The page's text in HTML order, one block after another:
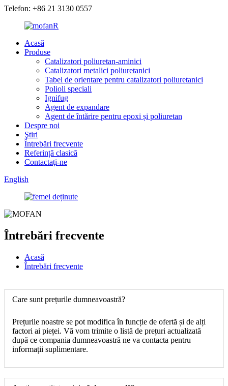
Telefon: +86 21 3130 0557
Acasă
Produse
Catalizatori poliuretan-aminici
Catalizatori metalici poliuretanici
Tabel de orientare pentru catalizatori poliuretanici
Polioli speciali
Ignifug
Agent de expandare
Agent de întărire pentru epoxi și poliuretan
Despre noi
Ştiri
Întrebări frecvente
Referință clasică
Contactaţi-ne
English
Întrebări frecvente
Acasă
Întrebări frecvente
Care sunt prețurile dumneavoastră?
Prețurile noastre se pot modifica în funcție de ofertă și de alți
factori ai pieței. Vă vom trimite o listă de prețuri actualizată
după ce compania dumneavoastră ne va contacta pentru
informații suplimentare.